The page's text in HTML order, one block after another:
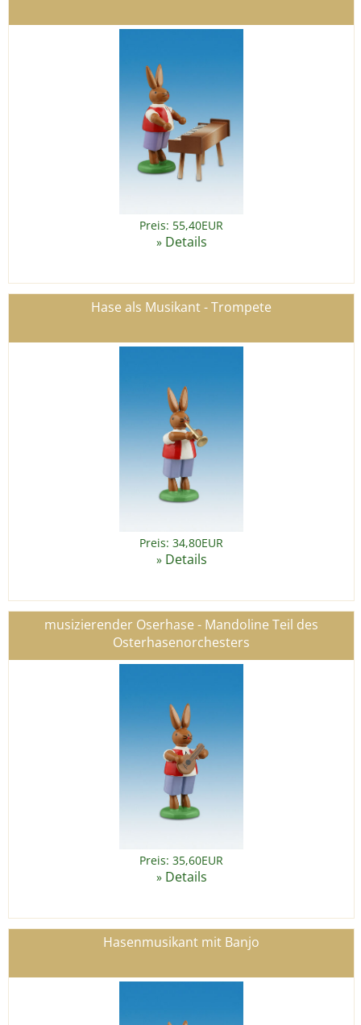
Preis: 55,40EUR
» Details
Hase als Musikant - Trompete
Preis: 34,80EUR
» Details
musizierender Oserhase - Mandoline Teil des
Osterhasenorchesters
Preis: 35,60EUR
» Details
Hasenmusikant mit Banjo